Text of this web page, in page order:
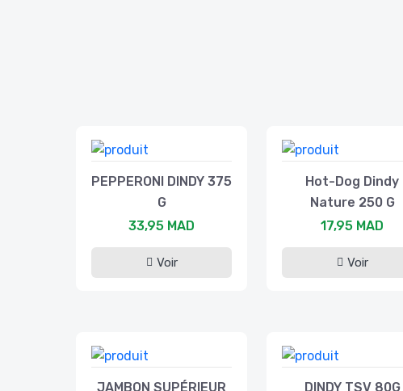
PEPPERONI DINDY 375
G
33,95 MAD
Voir
Hot-Dog Dindy
Nature 250 G
17,95 MAD
Voir
JAMBON SUPÉRIEUR
DINDY TSV 80G